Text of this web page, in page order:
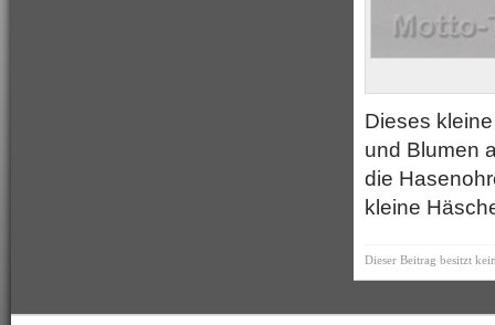
Dieses
und Blumen
die
kleine
Dieser Beitrag besitzt